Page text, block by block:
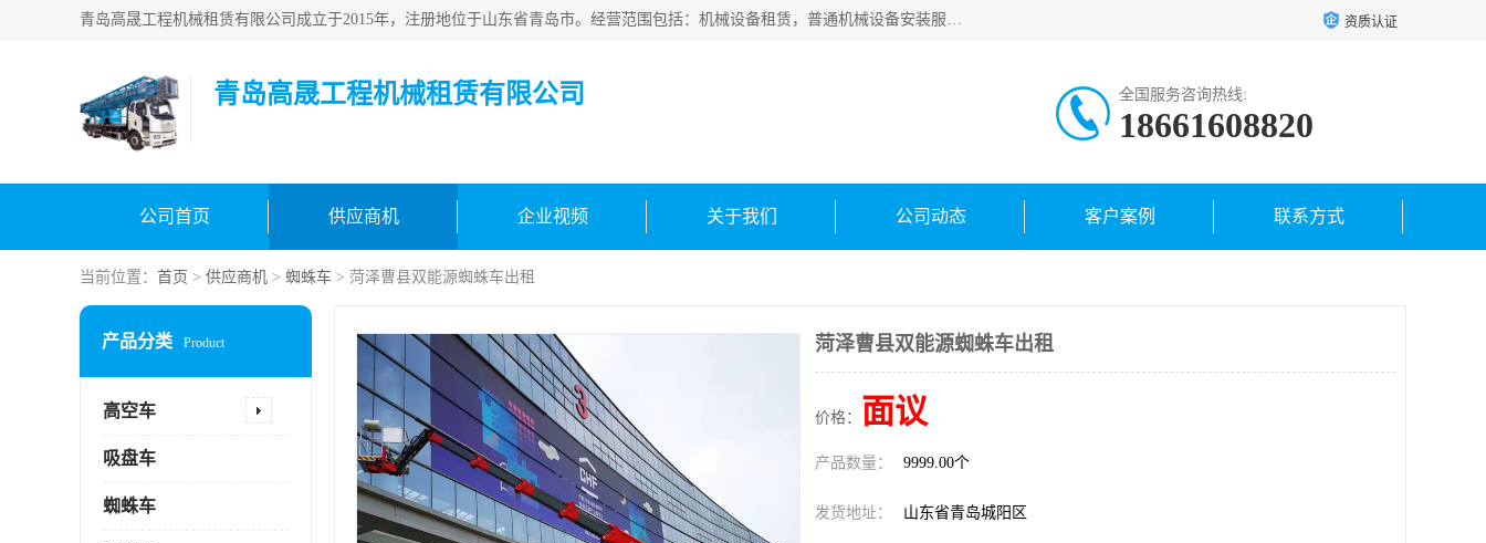
青岛高晟工程机械租赁有限公司成立于2015年，注册地位于山东省青岛市。经营范围包括：机械设备租赁，普通机械设备安装服务，电子、机械设备维护，专用设备修理，通用设备修理，机械设备销售，环境保护专用设备销售，建筑材料销售，专业保洁、清洗、消毒服务，劳动保护用品销售，信息技术咨询服务，汽车拖车、求援、清障服务，物业管理；工程管理服务，货物进出口，技术进出口，汽车销售，新能源汽车整车销售等。 资质认证
青岛高晟工程机械租赁有限公司 全国服务咨询热线:
18661608820
公司首页 供应商机 企业视频 关于我们 公司动态 客户案例 联系方式
当前位置： 首页 > 供应商机 > 蜘蛛车 > 菏泽曹县双能源蜘蛛车出租
产品分类 Product
高空车
吸盘车
蜘蛛车
菏泽曹县双能源蜘蛛车出租
价格： 面议
产品数量： 9999.00个
发货地址： 山东省青岛城阳区